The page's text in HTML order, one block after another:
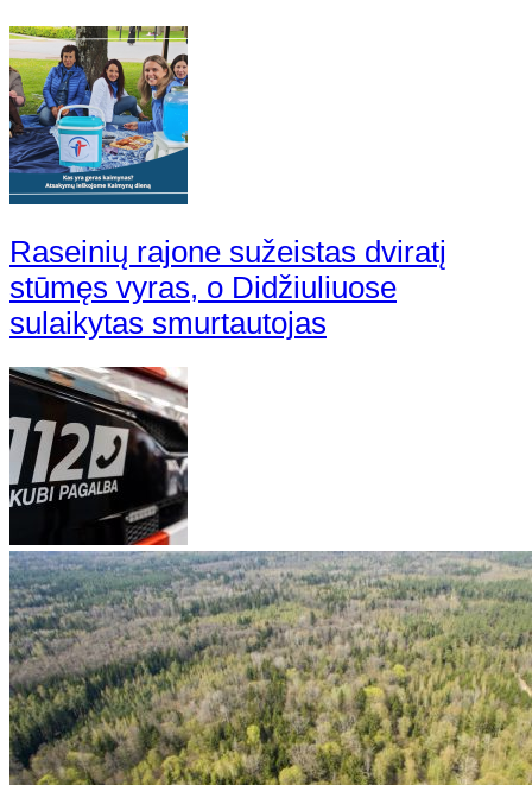
Raseinių rajone sužeistas dviratį
stūmęs vyras, o Didžiuliuose
sulaikytas smurtautojas